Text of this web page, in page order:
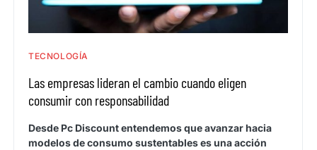
TECNOLOGÍA
Las empresas lideran el cambio cuando eligen
consumir con responsabilidad
Desde Pc Discount entendemos que avanzar hacia
modelos de consumo sustentables es una acción